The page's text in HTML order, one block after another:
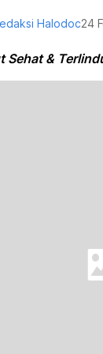
Halodoc24
Sehat &